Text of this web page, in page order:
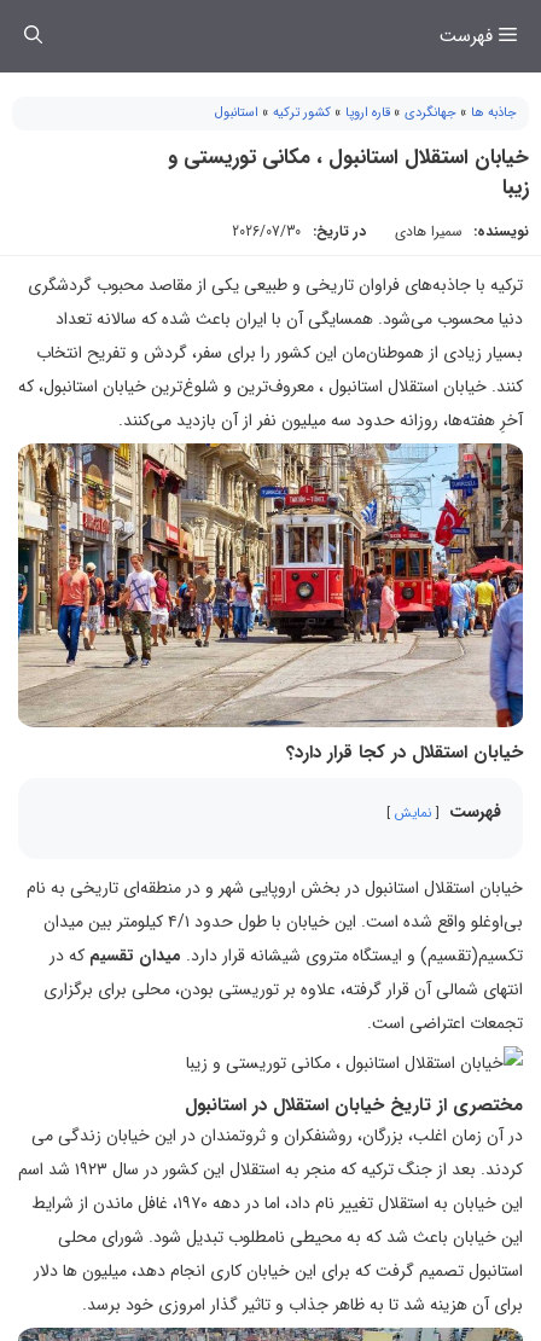
فهرست
جاذبه ها » جهانگردی » قاره اروپا » کشور ترکیه » استانبول
خیابان استقلال استانبول ، مکانی توریستی و
زیبا
نویسنده: سمیرا هادی در تاریخ: 2026/07/30
ترکیه با جاذبه‌های فراوان تاریخی و طبیعی یکی از مقاصد محبوب گردشگری
دنیا محسوب می‌شود. همسایگی آن با ایران باعث شده که سالانه تعداد
بسیار زیادی از هموطنان‌مان این کشور را برای سفر، گردش و تفریح انتخاب
کنند. خیابان استقلال استانبول ، معروف‌ترین و شلوغ‌ترین خیابان استانبول، که
آخرِ هفته‌ها، روزانه حدود سه میلیون نفر از آن بازدید می‌کنند.
خیابان استقلال در کجا قرار دارد؟
فهرست نمایش
خیابان استقلال استانبول در بخش اروپایی شهر و در منطقه‌ای تاریخی به نام
بی‌اوغلو واقع شده است. این خیابان با طول حدود ۴/۱ کیلومتر بین میدان
تکسیم(تقسیم) و ایستگاه متروی شیشانه قرار دارد. میدان تقسیم که در
انتهای شمالی آن قرار گرفته، علاوه بر توریستی بودن، محلی برای برگزاری
تجمعات اعتراضی است.
مختصری از تاریخ خیابان استقلال در استانبول
در آن زمان اغلب، بزرگان، روشنفکران و ثروتمندان در این خیابان زندگی می
کردند. بعد از جنگ ترکیه که منجر به استقلال این کشور در سال ۱۹۲۳ شد اسم
این خیابان به استقلال تغییر نام داد، اما در دهه ۱۹۷۰، غافل ماندن از شرایط
این خیابان باعث شد که به محیطی نامطلوب تبدیل شود. شورای محلی
استانبول تصمیم گرفت که برای این خیابان کاری انجام دهد، میلیون ها دلار
برای آن هزینه شد تا به ظاهر جذاب و تاثیر گذار امروزی خود برسد.